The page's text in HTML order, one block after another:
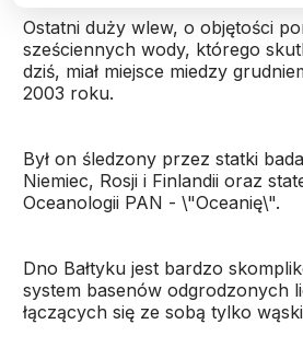
Ostatni duży wlew, o objętości
sześciennych wody, którego
dziś, miał miejsce miedzy
2003 roku.
Był on śledzony przez statki
Niemiec, Rosji i Finlandii oraz
Oceanologii PAN - \"Oceanię\".
Dno Bałtyku jest bardzo
system basenów odgrodzonych
łączących się ze sobą tylko